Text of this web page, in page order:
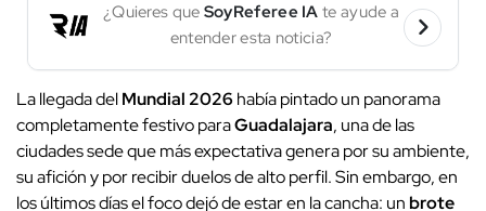
¿Quieres que SoyReferee IA te ayude a
entender esta noticia?
La llegada delMundial 2026había pintado un panorama
completamente festivo paraGuadalajara, una de las
ciudades sede que más expectativa genera por su ambiente,
su afición y por recibir duelos de alto perfil. Sin embargo, en
los últimos días el foco dejó de estar en la cancha: unbrote